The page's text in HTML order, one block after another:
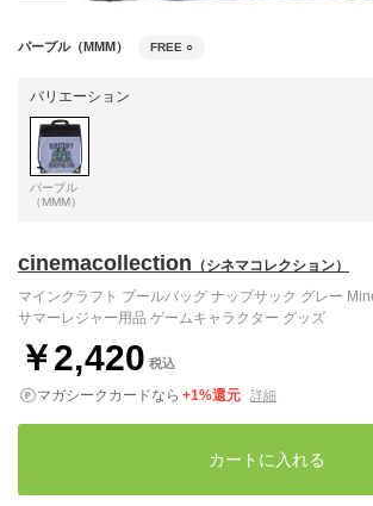
パープル（MMM） FREE ○
バリエーション
パープル
（MMM）
cinemacollection （シネマコレクション）
マインクラフト プールバッグ ナップサック グレー
サマーレジャー用品 ゲームキャラクター グッズ
￥2,420 税込
マガシークカードなら +1%還元 詳細
カートに入れる